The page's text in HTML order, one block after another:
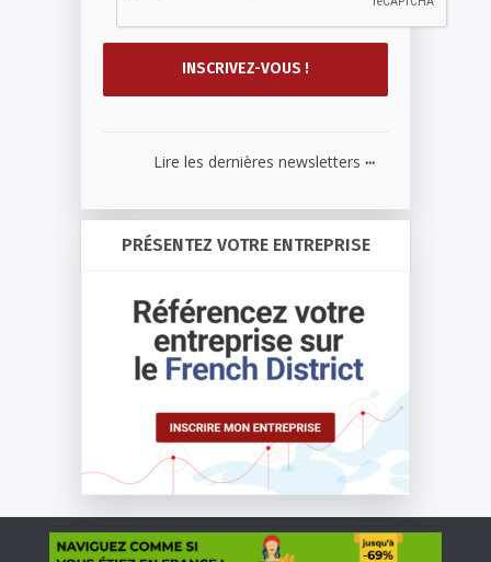
Lire les dernières newsletters ...
PRÉSENTEZ VOTRE ENTREPRISE